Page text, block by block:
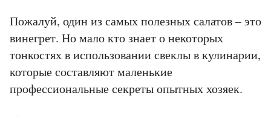
Пожалуй, один из самых полезных салатов – это
винегрет. Но мало кто знает о некоторых
тонкостях в использовании свеклы в кулинарии,
которые составляют маленькие
профессиональные секреты опытных хозяек.